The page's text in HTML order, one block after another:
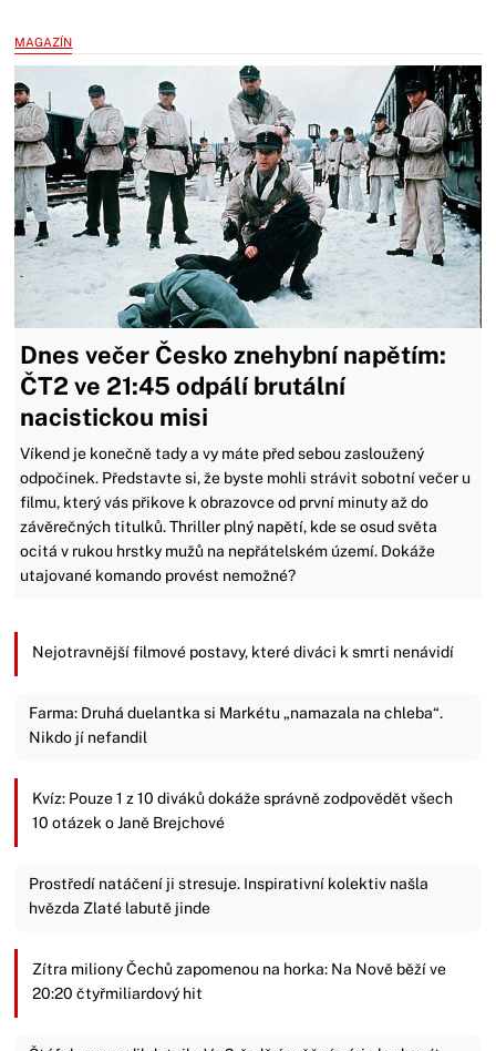
MAGAZÍN
Dnes večer Česko znehybní napětím:
ČT2 ve 21:45 odpálí brutální
nacistickou misi
Víkend je konečně tady a vy máte před sebou zasloužený
odpočinek. Představte si, že byste mohli strávit sobotní večer u
filmu, který vás přikove k obrazovce od první minuty až do
závěrečných titulků. Thriller plný napětí, kde se osud světa
ocitá v rukou hrstky mužů na nepřátelském území. Dokáže
utajované komando provést nemožné?
Nejotravnější filmové postavy, které diváci k smrti nenávidí
Farma: Druhá duelantka si Markétu „namazala na chleba“.
Nikdo jí nefandil
Kvíz: Pouze 1 z 10 diváků dokáže správně zodpovědět všech
10 otázek o Janě Brejchové
Prostředí natáčení ji stresuje. Inspirativní kolektiv našla
hvězda Zlaté labutě jinde
Zítra miliony Čechů zapomenou na horka: Na Nově běží ve
20:20 čtyřmiliardový hit